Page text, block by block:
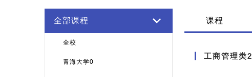
全部课程
全校
青海大学0
课程
工商管理类2